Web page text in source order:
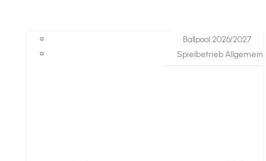
Ballpool 2026/2027
Spielbetrieb Allgemein